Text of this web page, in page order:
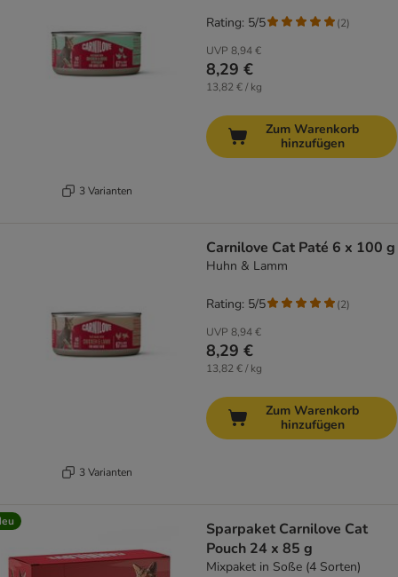
3 Varianten
UVP 8,94 €
8,29 €
13,82 € / kg
Rating: 5/5 (2)
Zum Warenkorb
hinzufügen
3 Varianten
Carnilove Cat Paté 6 x 100 g
Huhn & Lamm
UVP 8,94 €
8,29 €
13,82 € / kg
Rating: 5/5 (2)
Zum Warenkorb
hinzufügen
Sparpaket Carnilove Cat
Pouch 24 x 85 g
Mixpaket in Soße (4 Sorten)